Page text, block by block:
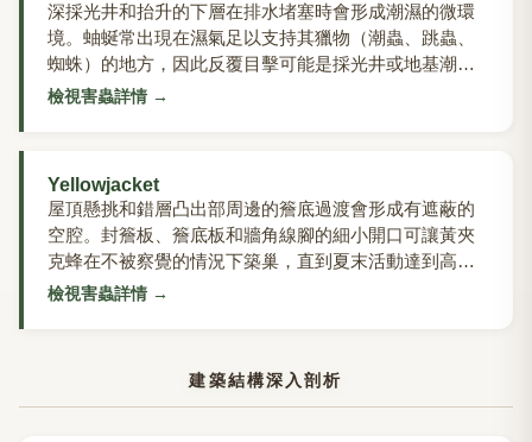
深採光井和抬升的下層在排水堵塞時會形成潮濕的微環
境。蚰蜒常出現在濕氣足以支持其獵物（潮蟲、跳蟲、
蜘蛛）的地方，因此反覆目擊可能是採光井或地基潮濕
問題的警示信號。
檢視害蟲詳情 →
Yellowjacket
屋頂懸挑和錯層凸出部周邊的簷底過渡會形成有遮蔽的
空腔。封簷板、簷底板和牆角線腳的細小開口可讓黃夾
克蜂在不被察覺的情況下築巢，直到夏末活動達到高
峰。
檢視害蟲詳情 →
建築結構深入剖析